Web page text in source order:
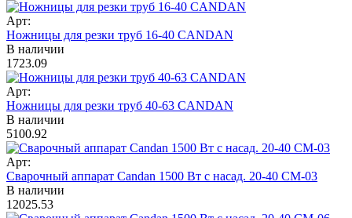
Арт:
Ножницы для резки труб 16-40 CANDAN
В наличии
1723.09
Арт:
Ножницы для резки труб 40-63 CANDAN
В наличии
5100.92
Арт:
Сварочный аппарат Candan 1500 Вт с насад. 20-40 СМ-03
В наличии
12025.53